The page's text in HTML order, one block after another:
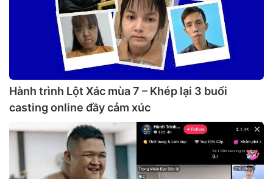
Hành trình Lột Xác mùa 7 – Khép lại 3 buổi
casting online đầy cảm xúc